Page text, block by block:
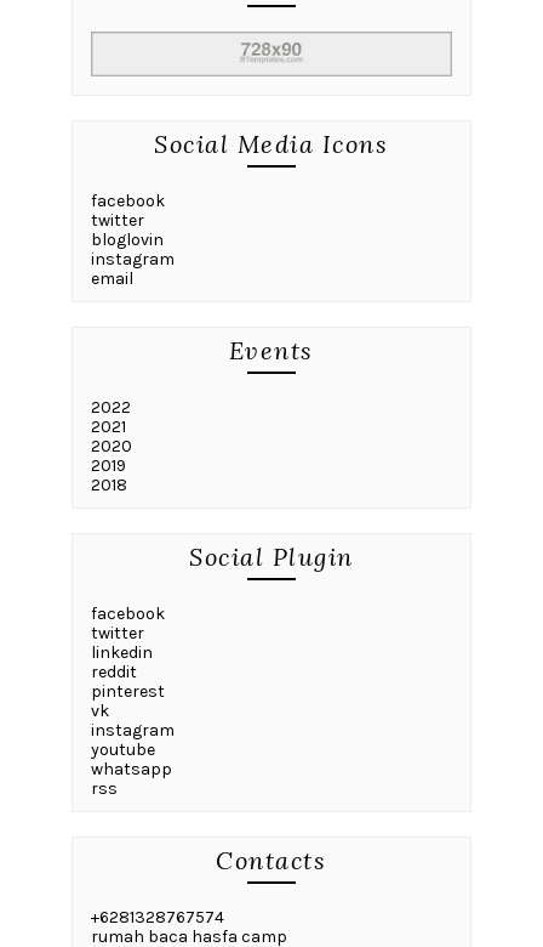
Social Media Icons
facebook
twitter
bloglovin
instagram
email
Events
2022
2021
2020
2019
2018
Social Plugin
facebook
twitter
linkedin
reddit
pinterest
vk
instagram
youtube
whatsapp
rss
Contacts
+6281328767574
rumah baca hasfa camp